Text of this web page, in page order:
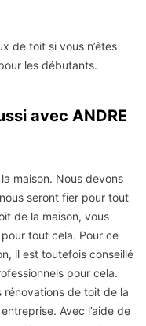
de toit si vous n’êtes
les débutants.
avec ANDRE
maison. Nous devons
seront fier pour tout
de la maison, vous
tout cela. Pour ce
il est toutefois conseillé
pour cela.
rénovations de toit de la
Avec l’aide de